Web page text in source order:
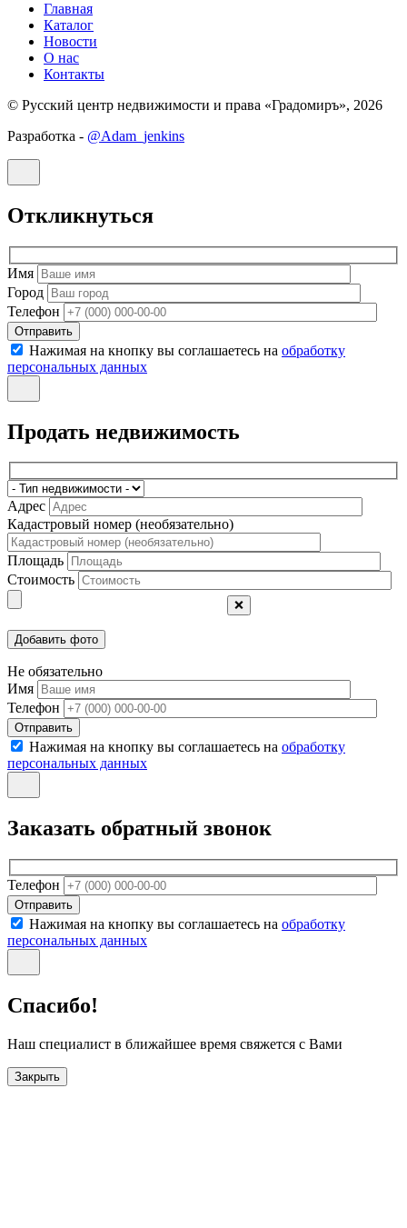
Главная
Каталог
Новости
О нас
Контакты
© Русский центр недвижимости и права «Градомиръ», 2026
Разработка - @Adam_jenkins
Откликнуться
Имя
Город
Телефон
Отправить
Нажимая на кнопку вы соглашаетесь на обработку
персональных данных
Продать недвижимость
Адрес
Кадастровый номер (необязательно)
Площадь
Стоимость
❌
Не обязательно
Имя
Телефон
Отправить
Нажимая на кнопку вы соглашаетесь на обработку
персональных данных
Заказать обратный звонок
Телефон
Отправить
Нажимая на кнопку вы соглашаетесь на обработку
персональных данных
Спасибо!
Наш специалист в ближайшее время свяжется с Вами
Закрыть